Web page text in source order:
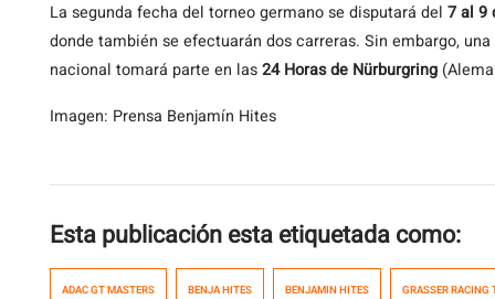
La segunda fecha del torneo germano se disputará del 7 al 9
donde también se efectuarán dos carreras. Sin embargo,
nacional tomará parte en las24 Horas de Nürburgring
Imagen: Prensa Benjamín Hites
Esta publicación esta etiquetada como:
ADAC GT MASTERS BENJA HITES BENJAMIN HITES GRASSER RACING